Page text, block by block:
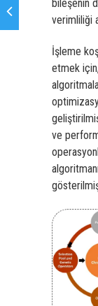
bileşenin
verimliliği
İşleme
etmek
ve